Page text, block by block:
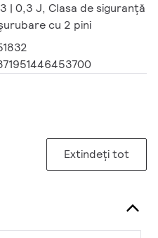
| 0,3 J, Clasa de siguranță
cu 2 pini
Extindeți tot